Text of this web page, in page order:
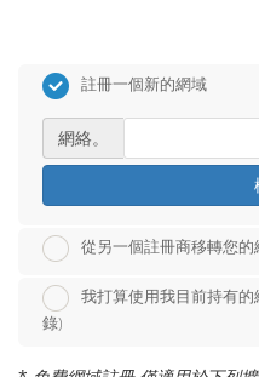
註冊一個新的網域
網絡。
從另一個註冊商移轉您的
我打算使用我目前持有
錄)